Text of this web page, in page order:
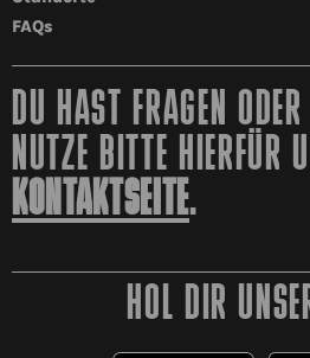
FAQs
DU HAST FRAGEN
NUTZE BITTE HIERFÜR
KONTAKTSEITE.
HOL DIR